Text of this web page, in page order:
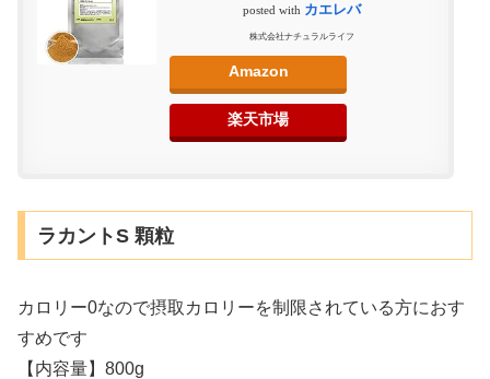
posted with カエレバ
株式会社ナチュラルライフ
Amazon
楽天市場
ラカントS 顆粒
カロリー0なので摂取カロリーを制限されている方におす
すめです
【内容量】800g